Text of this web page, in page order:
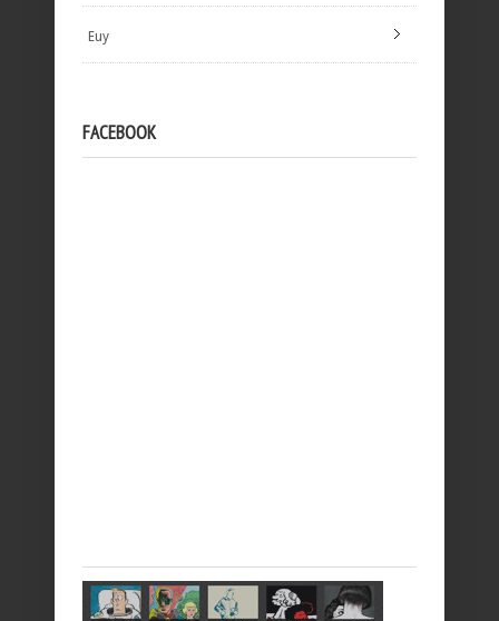
Euy
FACEBOOK